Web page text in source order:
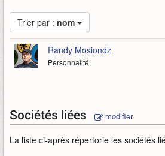
Trier par : nom
Randy Mosiondz
Personnalité
Sociétés liées modifier
La liste ci-après répertorie les sociétés